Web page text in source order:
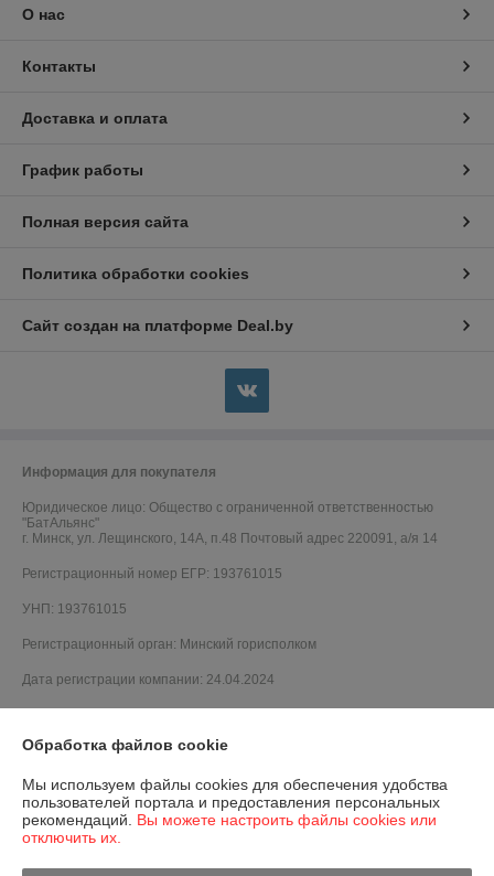
О нас
Контакты
Доставка и оплата
График работы
Полная версия сайта
Политика обработки cookies
Сайт создан на платформе Deal.by
Информация для покупателя
Юридическое лицо: Общество с ограниченной ответственностью
"БатАльянс"
г. Минск, ул. Лещинского, 14А, п.48 Почтовый адрес 220091, а/я 14
Регистрационный номер ЕГР: 193761015
УНП: 193761015
Регистрационный орган: Минский горисполком
Дата регистрации компании: 24.04.2024
Обработка файлов cookie
Мы используем файлы cookies для обеспечения удобства
пользователей портала и предоставления персональных
рекомендаций. Вы можете настроить файлы cookies или
отключить их.